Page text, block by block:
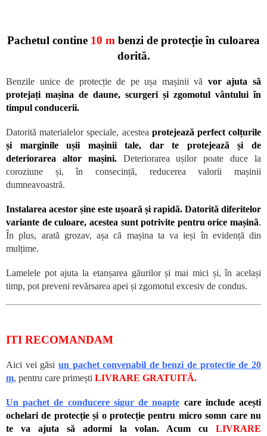
Pachetul contine 10 m benzi de protecție în culoarea
dorită.
Benzile unice de protecție de pe ușa mașinii vă vor ajuta să
protejați mașina de daune, scurgeri și zgomotul vântului în
timpul conducerii.
Datorită materialelor speciale, acestea protejează perfect colțurile
și marginile ușii mașinii tale, dar te protejează și de
deteriorarea altor mașini.
Deteriorarea ușilor poate duce la
coroziune și, în consecință, reducerea valorii mașinii
dumneavoastră.
Instalarea acestor șine este ușoară și rapidă. Datorită diferitelor
variante de culoare, acestea sunt potrivite pentru orice mașină.
În plus, arată grozav, așa că mașina ta va ieși în evidență din
mulțime.
Lamelele pot ajuta la etanșarea găurilor și mai mici și, în același
timp, pot preveni revărsarea apei și zgomotul excesiv de condus.
ITI RECOMANDAM
Aici vei găsi un pachet convenabil de benzi de protectie de 20
m, pentru care primești LIVRARE GRATUITĂ.
Un pachet de conducere sigur de noapte care include acești
ochelari de protecție și o protecție pentru micro somn care nu
te va ajuta să adormi la volan. Acum cu
LIVRARE